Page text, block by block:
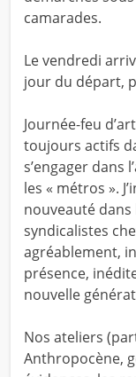
camarades.
Le vendredi
jour du départ,
Journée-feu
toujours actifs
s’engager dans
les « métros ».
nouveauté dans
syndicalistes
agréablement,
présence,
nouvelle
Nos ateliers
Anthropocène,